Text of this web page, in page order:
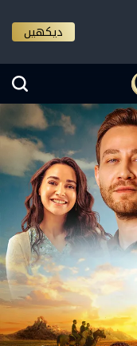
دیکھیں